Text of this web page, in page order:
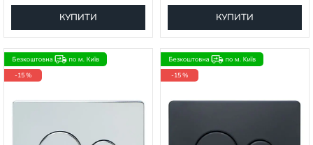
КУПИТИ
КУПИТИ
-15 % -15 %